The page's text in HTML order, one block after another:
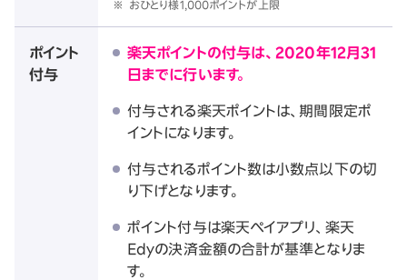
※ おひとり様1,000ポイントが上限
ポイント
付与
楽天ポイントの付与は、2020年12月31
日までに行います。
付与される楽天ポイントは、期間限定ポ
イントになります。
付与されるポイント数は小数点以下の切
り下げとなります。
ポイント付与は楽天ペイアプリ、楽天
Edyの決済金額の合計が基準となりま
す。